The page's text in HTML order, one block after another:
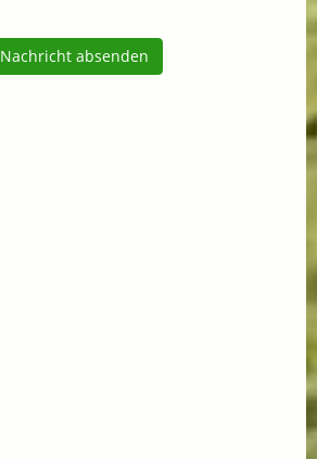
Nachricht absenden